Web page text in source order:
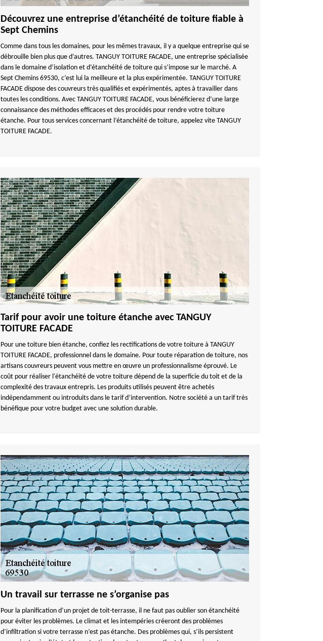
Découvrez une entreprise d’étanchéité de toiture fiable à
Sept Chemins
Comme dans tous les domaines, pour les mêmes travaux, il y a quelque entreprise qui se
débrouille bien plus que d’autres. TANGUY TOITURE FACADE, une entreprise spécialisée
dans le domaine d’isolation et d’étanchéité de toiture qui s’impose sur le marché. A
Sept Chemins 69530, c’est lui la meilleure et la plus expérimentée. TANGUY TOITURE
FACADE dispose des couvreurs très qualifiés et expérimentés, aptes à travailler dans
toutes les conditions. Avec TANGUY TOITURE FACADE, vous bénéficierez d’une large
connaissance des méthodes efficaces et des procédés pour rendre votre toiture
étanche. Pour tous services concernant l’étanchéité de toiture, appelez vite TANGUY
TOITURE FACADE.
Tarif pour avoir une toiture étanche avec TANGUY
TOITURE FACADE
Pour une toiture bien étanche, confiez les rectifications de votre toiture à TANGUY
TOITURE FACADE, professionnel dans le domaine. Pour toute réparation de toiture, nos
artisans couvreurs peuvent vous mettre en œuvre un professionnalisme éprouvé. Le
coût pour réaliser l'étanchéité de votre toiture dépend de la superficie du toit et de la
complexité des travaux entrepris. Les produits utilisés peuvent être achetés
indépendamment ou introduits dans le tarif d’intervention. Notre société a un tarif très
bénéfique pour votre budget avec une solution durable.
Un travail sur terrasse ne s’organise pas
Pour la planification d’un projet de toit-terrasse, il ne faut pas oublier son étanchéité
pour éviter les problèmes. Le climat et les intempéries créeront des problèmes
d’infiltration si votre terrasse n’est pas étanche. Des problèmes qui, s’ils persistent